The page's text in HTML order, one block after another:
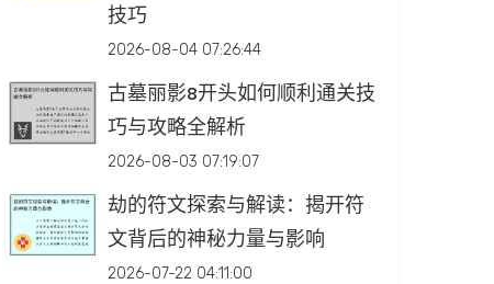
技巧
2026-08-04 07:26:44
古墓丽影8开头如何顺利通关技
巧与攻略全解析
2026-08-03 07:19:07
劫的符文探索与解读：揭开符
文背后的神秘力量与影响
2026-07-22 04:11:00